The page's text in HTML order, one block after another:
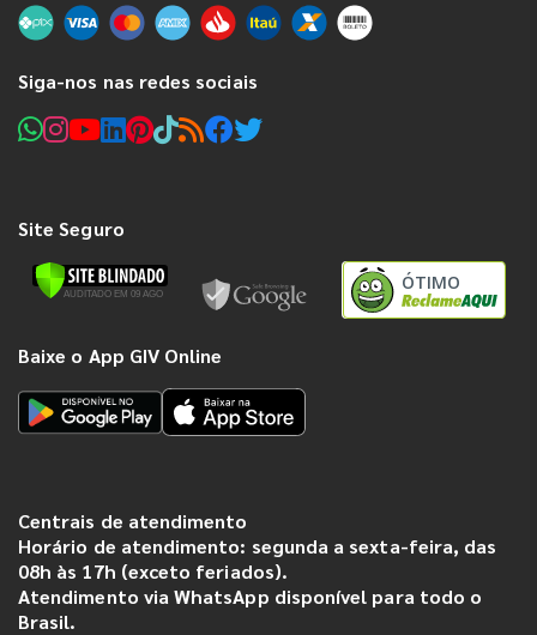
Siga-nos nas redes sociais
Site Seguro
ÓTIMO
Baixe o App GIV Online
Centrais de atendimento
Horário de atendimento: segunda a sexta-feira, das
08h às 17h (exceto feriados).
Atendimento via WhatsApp disponível para todo o
Brasil.